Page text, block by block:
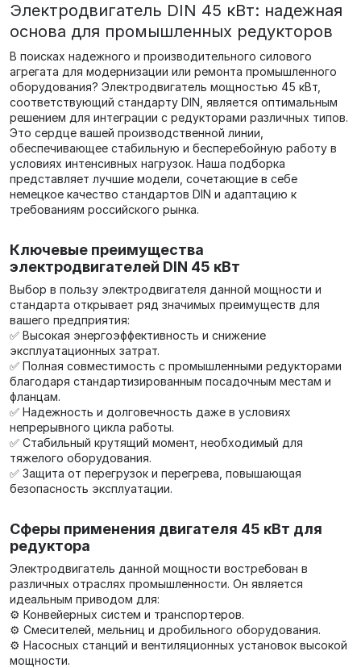
Электродвигатель DIN 45 кВт: надежная
основа для промышленных редукторов
В поисках надежного и производительного силового
агрегата для модернизации или ремонта промышленного
оборудования? Электродвигатель мощностью 45 кВт,
соответствующий стандарту DIN, является оптимальным
решением для интеграции с редукторами различных типов.
Это сердце вашей производственной линии,
обеспечивающее стабильную и бесперебойную работу в
условиях интенсивных нагрузок. Наша подборка
представляет лучшие модели, сочетающие в себе
немецкое качество стандартов DIN и адаптацию к
требованиям российского рынка.
Ключевые преимущества
электродвигателей DIN 45 кВт
Выбор в пользу электродвигателя данной мощности и
стандарта открывает ряд значимых преимуществ для
вашего предприятия:
✅ Высокая энергоэффективность и снижение
эксплуатационных затрат.
✅ Полная совместимость с промышленными редукторами
благодаря стандартизированным посадочным местам и
фланцам.
✅ Надежность и долговечность даже в условиях
непрерывного цикла работы.
✅ Стабильный крутящий момент, необходимый для
тяжелого оборудования.
✅ Защита от перегрузок и перегрева, повышающая
безопасность эксплуатации.
Сферы применения двигателя 45 кВт для
редуктора
Электродвигатель данной мощности востребован в
различных отраслях промышленности. Он является
идеальным приводом для:
⚙️ Конвейерных систем и транспортеров.
⚙️ Смесителей, мельниц и дробильного оборудования.
⚙️ Насосных станций и вентиляционных установок высокой
мощности.